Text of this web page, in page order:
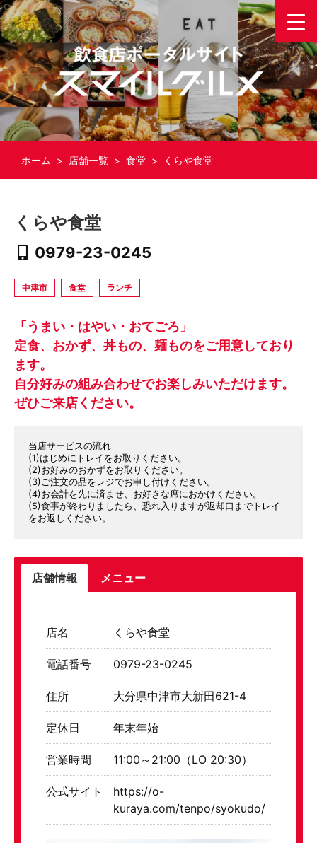
ホーム > 店舗一覧 > 食堂 > くらや食堂
くらや食堂
0979-23-0245
中津市 食堂 ランチ
「うまい・はやい・おてごろ」
定食、おかず、丼もの、麺ものをご用意しており
ます。
自分好みの組み合わせでお楽しみいただけます。
ぜひご来店ください。
当店サービスの流れ
(1)はじめにトレイをお取りください。
(2)お好みのおかずをお取りください。
(3)ご注文の品をレジでお申し付けください。
(4)お会計を先に済ませ、お好きな席におかけください。
(5)食事が終わりましたら、恐れ入りますが返却口までトレイ
をお返しください。
店舗情報 メニュー
店名 くらや食堂
電話番号 0979-23-0245
住所 大分県中津市大新田621-4
定休日 年末年始
営業時間 11:00～21:00（LO 20:30）
公式サイト
https://o-
kuraya.com/tenpo/syokudo/